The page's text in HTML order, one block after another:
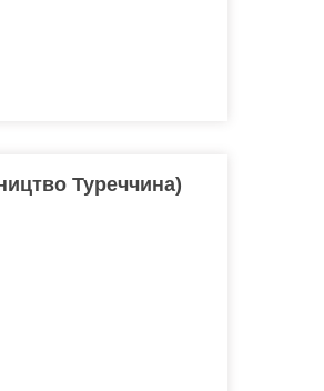
Туреччина)